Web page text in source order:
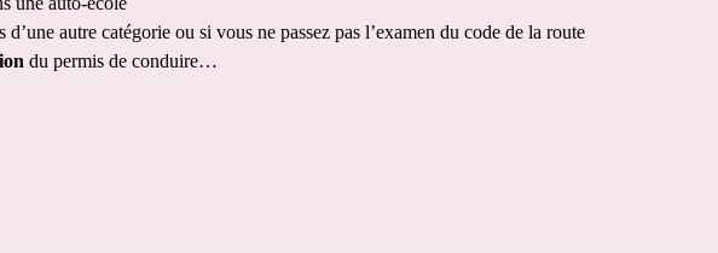
d’une autre catégorie ou si vous ne passez pas l’examen du code de la route
du permis de conduire…